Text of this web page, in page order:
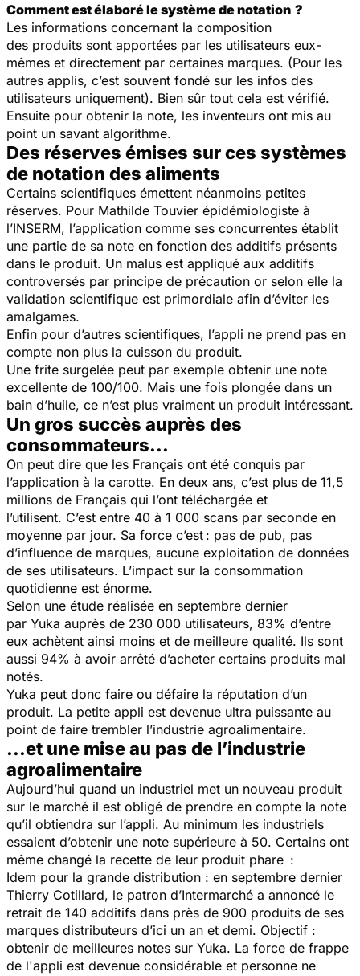
Comment est élaboré le système de notation ?
Les informations concernant la composition
des produits sont apportées par les utilisateurs eux-
mêmes et directement par certaines marques. (Pour les
autres applis, c’est souvent fondé sur les infos des
utilisateurs uniquement). Bien sûr tout cela est vérifié.
Ensuite pour obtenir la note, les inventeurs ont mis au
point un savant algorithme.
Des réserves émises sur ces systèmes
de notation des aliments
Certains scientifiques émettent néanmoins petites
réserves. Pour Mathilde Touvier épidémiologiste à
l’INSERM, l’application comme ses concurrentes établit
une partie de sa note en fonction des additifs présents
dans le produit. Un malus est appliqué aux additifs
controversés par principe de précaution or selon elle la
validation scientifique est primordiale afin d’éviter les
amalgames.
Enfin pour d’autres scientifiques, l’appli ne prend pas en
compte non plus la cuisson du produit.
Une frite surgelée peut par exemple obtenir une note
excellente de 100/100. Mais une fois plongée dans un
bain d’huile, ce n’est plus vraiment un produit intéressant.
Un gros succès auprès des
consommateurs...
On peut dire que les Français ont été conquis par
l’application à la carotte. En deux ans, c’est plus de 11,5
millions de Français qui l’ont téléchargée et
l’utilisent. C’est entre 40 à 1 000 scans par seconde en
moyenne par jour. Sa force c’est : pas de pub, pas
d’influence de marques, aucune exploitation de données
de ses utilisateurs. L’impact sur la consommation
quotidienne est énorme.
Selon une étude réalisée en septembre dernier
par Yuka auprès de 230 000 utilisateurs, 83% d’entre
eux achètent ainsi moins et de meilleure qualité. Ils sont
aussi 94% à avoir arrêté d’acheter certains produits mal
notés.
Yuka peut donc faire ou défaire la réputation d’un
produit. La petite appli est devenue ultra puissante au
point de faire trembler l’industrie agroalimentaire.
...et une mise au pas de l’industrie
agroalimentaire
Aujourd’hui quand un industriel met un nouveau produit
sur le marché il est obligé de prendre en compte la note
qu’il obtiendra sur l’appli. Au minimum les industriels
essaient d’obtenir une note supérieure à 50. Certains ont
même changé la recette de leur produit phare :
Idem pour la grande distribution : en septembre dernier
Thierry Cotillard, le patron d’Intermarché a annoncé le
retrait de 140 additifs dans près de 900 produits de ses
marques distributeurs d’ici un an et demi. Objectif :
obtenir de meilleures notes sur Yuka. La force de frappe
de l'appli est devenue considérable et personne ne